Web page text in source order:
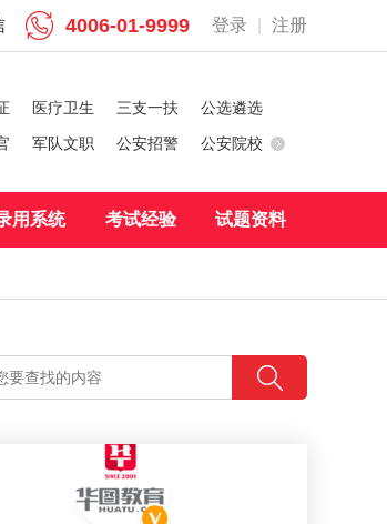
登录 注册
4006-01-9999
医疗卫生 三支一扶
公选遴选
军队文职 公安招警 公安院校
用系统 考试经验 试题资料